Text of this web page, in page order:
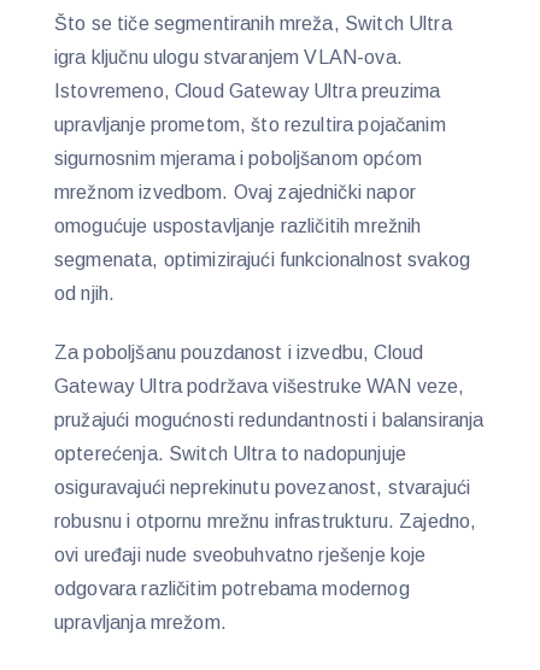
Što se tiče segmentiranih mreža, Switch Ultra
igra ključnu ulogu stvaranjem VLAN-ova.
Istovremeno, Cloud Gateway Ultra preuzima
upravljanje prometom, što rezultira pojačanim
sigurnosnim mjerama i poboljšanom općom
mrežnom izvedbom. Ovaj zajednički napor
omogućuje uspostavljanje različitih mrežnih
segmenata, optimizirajući funkcionalnost svakog
od njih.
Za poboljšanu pouzdanost i izvedbu, Cloud
Gateway Ultra podržava višestruke WAN veze,
pružajući mogućnosti redundantnosti i balansiranja
opterećenja. Switch Ultra to nadopunjuje
osiguravajući neprekinutu povezanost, stvarajući
robusnu i otpornu mrežnu infrastrukturu. Zajedno,
ovi uređaji nude sveobuhvatno rješenje koje
odgovara različitim potrebama modernog
upravljanja mrežom.